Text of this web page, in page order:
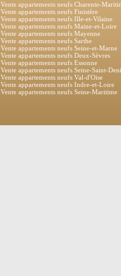
Vente appartements neufs Charente-
Vente appartements neufs Finistère
Vente appartements neufs Ille-et-Vilaine
Vente appartements neufs Maine-et-Loire
Vente appartements neufs Mayenne
Vente appartements neufs Sarthe
Vente appartements neufs Seine-et-Marne
Vente appartements neufs Deux-Sèvres
Vente appartements neufs Essonne
Vente appartements neufs Seine-Saint-
Vente appartements neufs Val-d'Oise
Vente appartements neufs Indre-et-Loire
Vente appartements neufs Seine-Maritime